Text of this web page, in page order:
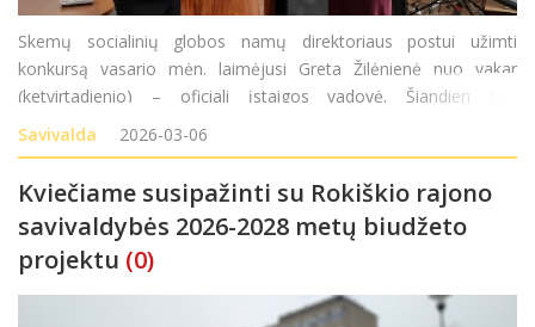
Skemų socialinių globos namų direktoriaus postui užimti
konkursą vasario mėn. laimėjusi Greta Žilėnienė nuo vakar
(ketvirtadienio) – oficiali įstaigos vadovė. Šiandien tiek
kolektyvas, tiek rajono vadovai ir Seimo narys susibūrė
pasveikinti naujosios vadovės ir, be abejo, palinkėti stip
Savivalda 2026-03-06
Kviečiame susipažinti su Rokiškio rajono
savivaldybės 2026-2028 metų biudžeto
projektu (0)